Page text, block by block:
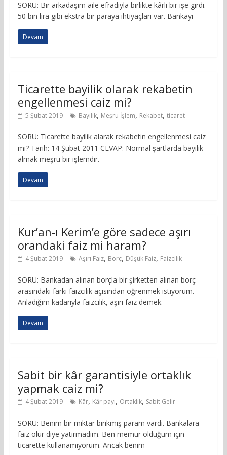
SORU: Bir arkadaşım aile efradıyla birlikte kârlı bir işe girdi.
50 bin lira gibi ekstra bir paraya ihtiyaçları var. Bankayı
Devam
Ticarette bayilik olarak rekabetin
engellenmesi caiz mi?
5 Şubat 2019 Bayilik, Meşru İşlem, Rekabet, ticaret
SORU: Ticarette bayilik alarak rekabetin engellenmesi caiz
mi? Tarih: 14 Şubat 2011 CEVAP: Normal şartlarda bayilik
almak meşru bir işlemdir.
Devam
Kur’an-ı Kerim’e göre sadece aşırı
orandaki faiz mi haram?
4 Şubat 2019 Aşırı Faiz, Borç, Düşük Faiz, Faizcilik
SORU: Bankadan alınan borçla bir şirketten alınan borç
arasındaki farkı faizcilik açısından öğrenmek istiyorum.
Anladığım kadarıyla faizcilik, aşırı faiz demek.
Devam
Sabit bir kâr garantisiyle ortaklık
yapmak caiz mi?
4 Şubat 2019 Kâr, Kâr payı, Ortaklık, Sabit Gelir
SORU: Benim bir miktar birikmiş param vardı. Bankalara
faiz olur diye yatırmadım. Ben memur olduğum için
ticarette kullanamıyorum. Ancak benim